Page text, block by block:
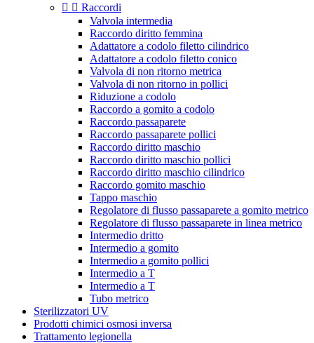
  Raccordi
Valvola intermedia
Raccordo diritto femmina
Adattatore a codolo filetto cilindrico
Adattatore a codolo filetto conico
Valvola di non ritorno metrica
Valvola di non ritorno in pollici
Riduzione a codolo
Raccordo a gomito a codolo
Raccordo passaparete
Raccordo passaparete pollici
Raccordo diritto maschio
Raccordo diritto maschio pollici
Raccordo diritto maschio cilindrico
Raccordo gomito maschio
Tappo maschio
Regolatore di flusso passaparete a gomito metrico
Regolatore di flusso passaparete in linea metrico
Intermedio dritto
Intermedio a gomito
Intermedio a gomito pollici
Intermedio a T
Intermedio a T
Tubo metrico
Sterilizzatori UV
Prodotti chimici osmosi inversa
Trattamento legionella